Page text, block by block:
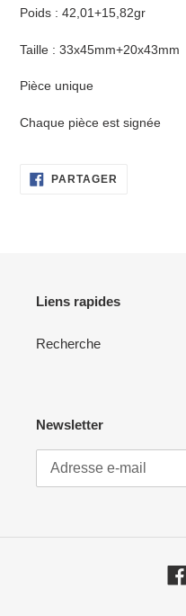
Poids : 42,01+15,82gr
Taille : 33x45mm+20x43mm
Pièce unique
Chaque pièce est signée
PARTAGER
SUR
Liens rapides
Recherche
Newsletter